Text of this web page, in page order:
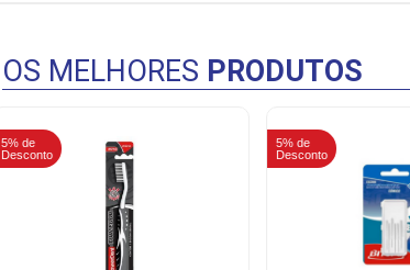
OS MELHORES PRODUTOS
5% de
Desconto
5% de
Desconto